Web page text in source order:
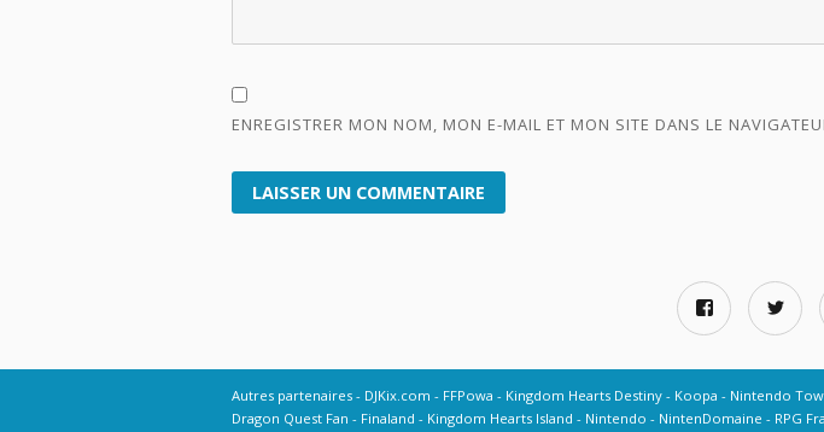
ENREGISTRER MON NOM, MON E-MAIL ET MON SITE DANS LE
Autres partenaires DJKix.com FFPowa Kingdom Hearts Destiny Koopa Nintendo
Dragon Quest Fan
Finaland Kingdom Hearts Island Nintendo NintenDomaine RPG